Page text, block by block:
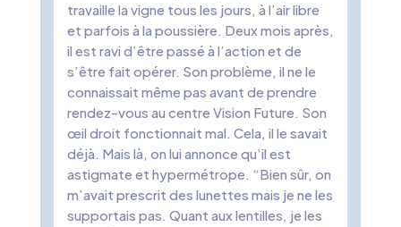
travaille la vigne tous les jours, à l’air libre
et parfois à la poussière. Deux mois après,
il est ravi d’être passé à l’action et de
s’être fait opérer. Son problème, il ne le
connaissait même pas avant de prendre
rendez-vous au centre Vision Future. Son
œil droit fonctionnait mal. Cela, il le savait
déjà. Mais là, on lui annonce qu’il est
astigmate et hypermétrope. “Bien sûr, on
m’avait prescrit des lunettes mais je ne les
supportais pas. Quant aux lentilles, je les